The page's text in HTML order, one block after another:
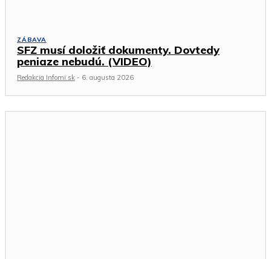
ZÁBAVA
SFZ musí doložiť dokumenty. Dovtedy
peniaze nebudú. (VIDEO)
Redakcia Infomi.sk - 6. augusta 2026